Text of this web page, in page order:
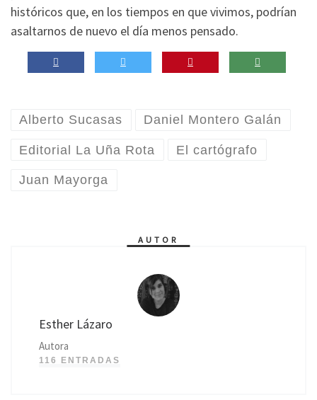
históricos que, en los tiempos en que vivimos, podrían
asaltarnos de nuevo el día menos pensado.
Alberto Sucasas Daniel Montero Galán
Editorial La Uña Rota El cartógrafo
Juan Mayorga
AUTOR
Esther Lázaro
Autora
116 ENTRADAS